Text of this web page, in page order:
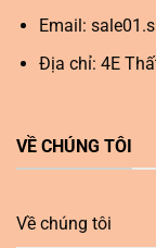
Email:
Địa chỉ: 4E
VỀ CHÚNG TÔI
Về chúng tôi